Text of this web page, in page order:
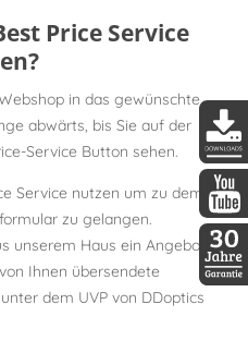
Price Service
in das gewünschte
abwärts, bis Sie auf der
Service Button sehen.
Service nutzen um zu dem
zu gelangen.
unserem Haus ein Angebot
Ihnen übersendete
dem UVP von DDoptics30